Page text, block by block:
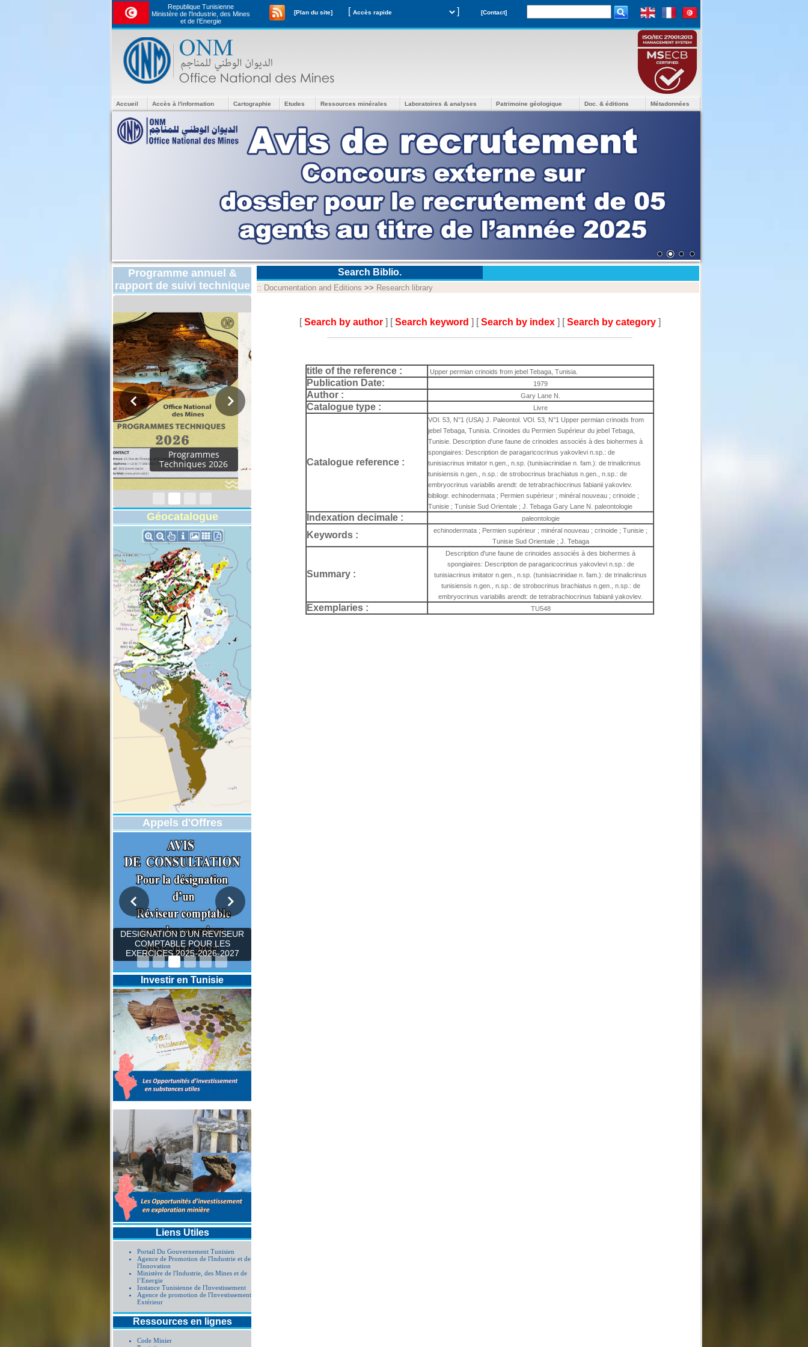
Republique Tunisienne
Ministère de l'Industrie, des Mines
et de l’Energie
[Plan du site] [ ] [Contact]
Accueil Accès à l'information Cartographie Etudes Ressources minérales Laboratoires & analyses Patrimoine géologique Doc. & éditions Métadonnées
Programme annuel &
rapport de suivi technique
Rapport d'activités
2024
Géocatalogue
Appels d'Offres
DESIGNATION D’UN REVISEUR
COMPTABLE POUR LES
EXERCICES 2025-2026-2027
Investir en Tunisie
Liens Utiles
Portail Du Gouvernement Tunisien
Agence de Promotion de l'Industrie et de
l'Innovation
Ministère de l'Industrie, des Mines et de
l’Energie
Instance Tunisienne de l'Investissement
Agence de promotion de l'Investissement
Extérieur
Ressources en lignes
Code Minier
Search Biblio.
:: Documentation and Editions >> Research library
[Search by author ] [Search keyword ] [Search by index ] [Search by category ]
title of the reference : Upper permian crinoids from jebel Tebaga, Tunisia.
Publication Date: 1979
Author : Gary Lane N.
Catalogue type : Livre
Catalogue reference :
VOl. 53, N°1 (USA) J. Paleontol. VOl. 53, N°1 Upper permian crinoids from
jebel Tebaga, Tunisia. Crinoides du Permien Supérieur du jebel Tebaga,
Tunisie. Description d'une faune de crinoides associés à des biohermes à
spongiaires: Description de paragaricocrinus yakovlevi n.sp.: de
tunisiacrinus imitator n.gen., n.sp. (tunisiacrinidae n. fam.): de trinalicrinus
tunisiensis n.gen., n.sp.: de strobocrinus brachiatus n.gen., n.sp.: de
embryocrinus variabilis arendt: de tetrabrachiocrinus fabianii yakovlev.
bibliogr. echinodermata ; Permien supérieur ; minéral nouveau ; crinoide ;
Tunisie ; Tunisie Sud Orientale ; J. Tebaga Gary Lane N. paleontologie
Indexation decimale : paleontologie
Keywords :
echinodermata ; Permien supérieur ; minéral nouveau ; crinoide ; Tunisie ;
Tunisie Sud Orientale ; J. Tebaga
Summary :
Description d'une faune de crinoides associés à des biohermes à
spongiaires: Description de paragaricocrinus yakovlevi n.sp.: de
tunisiacrinus imitator n.gen., n.sp. (tunisiacrinidae n. fam.): de trinalicrinus
tunisiensis n.gen., n.sp.: de strobocrinus brachiatus n.gen., n.sp.: de
embryocrinus variabilis arendt: de tetrabrachiocrinus fabianii yakovlev.
Exemplaries : TU548